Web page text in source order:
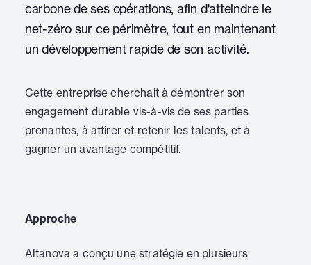
carbone de ses opérations, afin d'atteindre le
net-zéro sur ce périmètre, tout en maintenant
un développement rapide de son activité.
Cette entreprise cherchait à démontrer son
engagement durable vis-à-vis de ses parties
prenantes, à attirer et retenir les talents, et à
gagner un avantage compétitif.
Approche
Altanova a conçu une stratégie en plusieurs